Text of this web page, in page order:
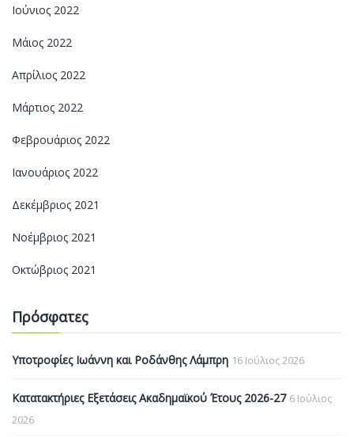
Ιούνιος 2022
Μάιος 2022
Απρίλιος 2022
Μάρτιος 2022
Φεβρουάριος 2022
Ιανουάριος 2022
Δεκέμβριος 2021
Νοέμβριος 2021
Οκτώβριος 2021
Πρόσφατες
Υποτροφίες Ιωάννη και Ροδάνθης Λάμπρη 16 Ιούλιος 2026
Κατατακτήριες Εξετάσεις Ακαδημαϊκού Έτους 2026-27 6 Ιούλιος
2026